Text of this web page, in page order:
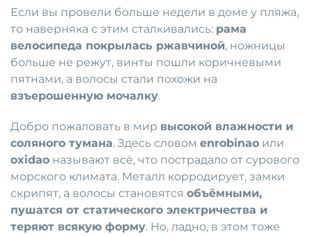
Если вы провели больше недели в доме у пляжа,
то наверняка с этим сталкивались: рама
велосипеда покрылась ржавчиной, ножницы
больше не режут, винты пошли коричневыми
пятнами, а волосы стали похожи на
взъерошенную мочалку.
Добро пожаловать в мир высокой влажности и
соляного тумана. Здесь словом enrobinao или
oxidao называют всё, что пострадало от сурового
морского климата. Металл корродирует, замки
скрипят, а волосы становятся объёмными,
пушатся от статического электричества и
теряют всякую форму. Но, ладно, в этом тоже